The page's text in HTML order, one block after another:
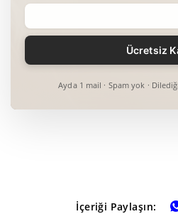
Ayda 1 mail · Spam yok ·
İçeriği Paylaşın: